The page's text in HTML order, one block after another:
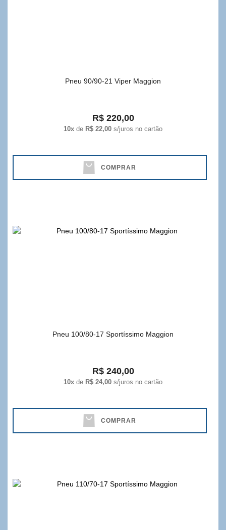
Pneu 90/90-21 Viper Maggion
R$ 220,00
10x de R$ 22,00 s/juros no cartão
COMPRAR
Pneu 100/80-17 Sportíssimo Maggion
R$ 240,00
10x de R$ 24,00 s/juros no cartão
COMPRAR